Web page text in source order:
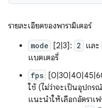
รายละเอียดของพารามิเตอร์
mode [2|3]: 2 และ
แบตเตอรี่
fps
ใช้ (ไม่ว่าจะเป็นอุปกร
แนะนำให้เลือกอัตราเฟ